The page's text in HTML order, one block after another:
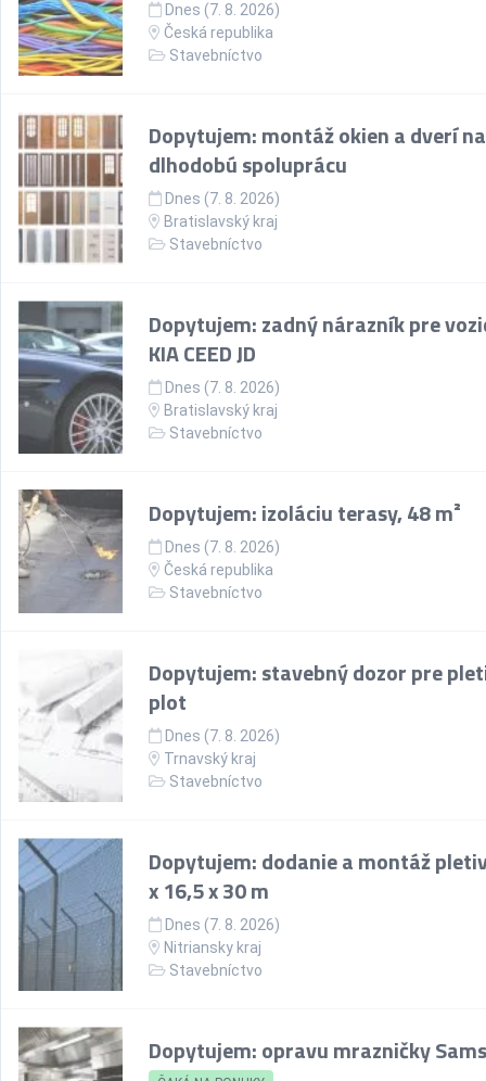
Dnes (7. 8. 2026)
Česká republika
Stavebníctvo
Dopytujem: montáž okien a dverí na
dlhodobú spoluprácu
Dnes (7. 8. 2026)
Bratislavský kraj
Stavebníctvo
Dopytujem: zadný nárazník pre
KIA CEED JD
Dnes (7. 8. 2026)
Bratislavský kraj
Stavebníctvo
Dopytujem: izoláciu terasy, 48 m²
Dnes (7. 8. 2026)
Česká republika
Stavebníctvo
Dopytujem: stavebný dozor pre
plot
Dnes (7. 8. 2026)
Trnavský kraj
Stavebníctvo
Dopytujem: dodanie a montáž
x 16,5 x 30 m
Dnes (7. 8. 2026)
Nitriansky kraj
Stavebníctvo
Dopytujem: opravu mrazničky